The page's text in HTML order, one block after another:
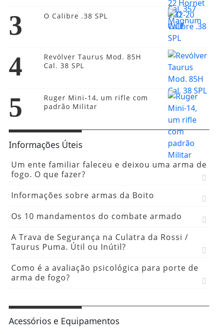
3 O Calibre .38 SPL
4
Revólver Taurus Mod. 85H
Cal. 38 SPL
5
Ruger Mini-14, um rifle com
padrão Militar
Informações Úteis
Um ente familiar faleceu e deixou uma arma de
fogo. O que fazer?
Informações sobre armas da Boito
Os 10 mandamentos do combate armado
A Trava de Segurança na Culatra da Rossi /
Taurus Puma. Útil ou Inútil?
Como é a avaliação psicológica para porte de
arma de fogo?
Acessórios e Equipamentos